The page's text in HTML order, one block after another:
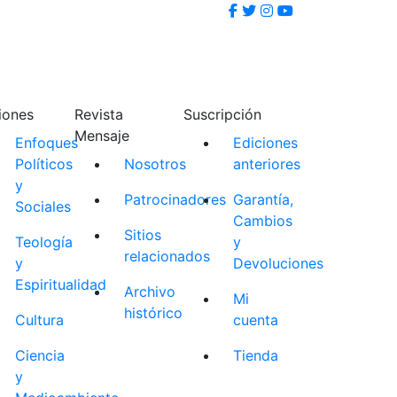
Enfoques
Políticos
y
Sociales
Teología
y
Espiritualidad
Cultura
Ciencia
y
Revista
Mensaje
Nosotros
Patrocinadores
Sitios
relacionados
Archivo
histórico
Suscripción
Ediciones
anteriores
Garantía,
Cambios
y
Devoluciones
Mi
cuenta
Tienda